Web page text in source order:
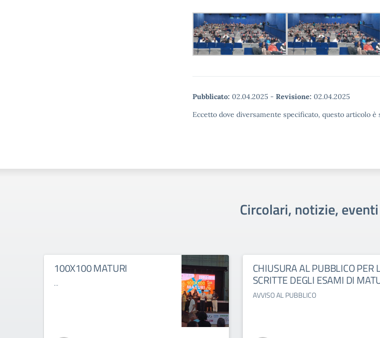
Pubblicato: 02.04.2025 - Revisione: 02.04.2025
Eccetto dove diversamente specificato, questo articolo
Circolari, notizie,
100X100 MATURI
...
CHIUSURA AL PUBBLICO PER
SCRITTE DEGLI ESAMI DI
AVVISO AL PUBBLICO